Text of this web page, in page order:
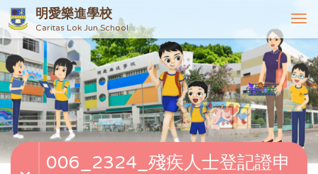
明愛樂進學校
Caritas Lok Jun School
T
o
g
g
l
e
n
v
006_2324_殘疾人士登記證申